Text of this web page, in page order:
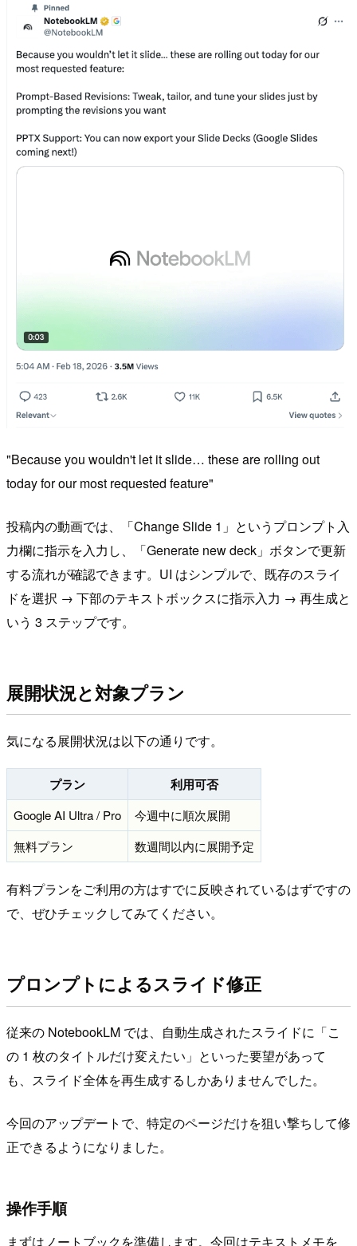
"Because you wouldn't let it slide… these are rolling out
today for our most requested feature"
投稿内の動画では、「Change Slide 1」というプロンプト入
力欄に指示を入力し、「Generate new deck」ボタンで更新
する流れが確認できます。UI はシンプルで、既存のスライ
ドを選択 → 下部のテキストボックスに指示入力 → 再生成と
いう 3 ステップです。
展開状況と対象プラン
気になる展開状況は以下の通りです。
プラン 利用可否
Google AI Ultra / Pro
今週中に順次展開
無料プラン
数週間以内に展開予定
有料プランをご利用の方はすでに反映されているはずですの
で、ぜひチェックしてみてください。
プロンプトによるスライド修正
従来の NotebookLM では、自動生成されたスライドに「こ
の 1 枚のタイトルだけ変えたい」といった要望があって
も、スライド全体を再生成するしかありませんでした。
今回のアップデートで、特定のページだけを狙い撃ちして修
正できるようになりました。
操作手順
まずはノートブックを準備します。今回はテキストメモを